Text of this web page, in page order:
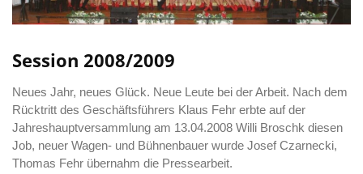
Session 2008/2009
Neues Jahr, neues Glück. Neue Leute bei der Arbeit. Nach dem
Rücktritt des Geschäftsführers Klaus Fehr erbte auf der
Jahreshauptversammlung am 13.04.2008 Willi Broschk diesen
Job, neuer Wagen- und Bühnenbauer wurde Josef Czarnecki,
Thomas Fehr übernahm die Pressearbeit.